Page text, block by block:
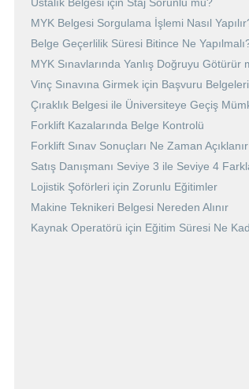
MYK Belgesi Sorgulama İşlemi Nasıl
Belge Geçerlilik Süresi Bitince Ne
MYK Sınavlarında Yanlış Doğruyu Götürür
Vinç Sınavına Girmek için Başvuru
Çıraklık Belgesi ile Üniversiteye Geçiş
Forklift Kazalarında Belge Kontrolü
Forklift Sınav Sonuçları Ne Zaman Açıklanır
Satış Danışmanı Seviye 3 ile Seviye 4
Lojistik Şoförleri için Zorunlu Eğitimler
Makine Teknikeri Belgesi Nereden Alınır
Kaynak Operatörü için Eğitim Süresi Ne